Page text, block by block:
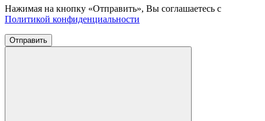
Нажимая на кнопку «Отправить», Вы соглашаетесь с
Политикой конфиденциальности
Отправить